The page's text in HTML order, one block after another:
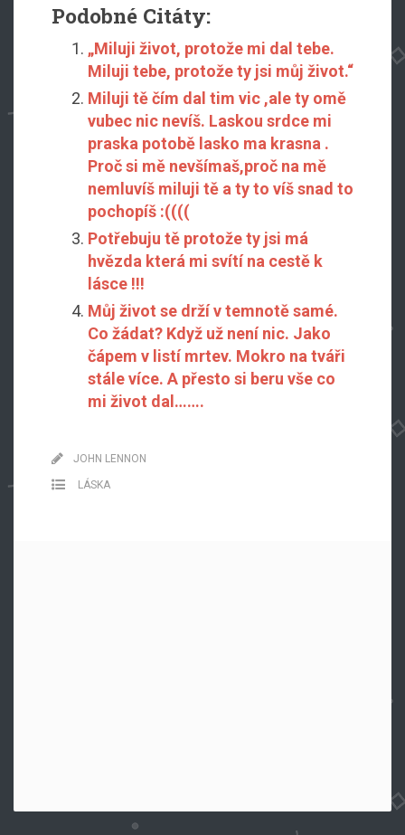
Podobné Citáty:
„Miluji život, protože mi dal tebe.
Miluji tebe, protože ty jsi můj život.“
Miluji tě čím dal tim vic ,ale ty omě
vubec nic nevíš. Laskou srdce mi
praska potobě lasko ma krasna .
Proč si mě nevšímaš,proč na mě
nemluvíš miluji tě a ty to víš snad to
pochopíš :((((
Potřebuju tě protože ty jsi má
hvězda která mi svítí na cestě k
lásce !!!
Můj život se drží v temnotě samé.
Co žádat? Když už není nic. Jako
čápem v listí mrtev. Mokro na tváři
stále více. A přesto si beru vše co
mi život dal…….
JOHN LENNON
LÁSKA